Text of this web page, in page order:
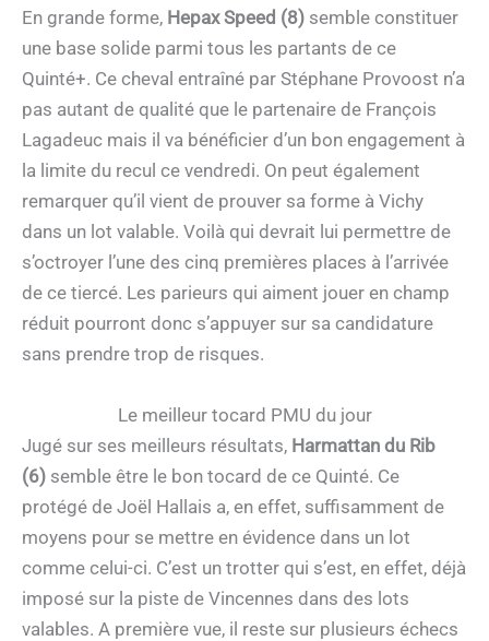
En grande forme, Hepax Speed (8) semble constituer
une base solide parmi tous les partants de ce
Quinté+. Ce cheval entraîné par Stéphane Provoost n’a
pas autant de qualité que le partenaire de François
Lagadeuc mais il va bénéficier d’un bon engagement à
la limite du recul ce vendredi. On peut également
remarquer qu’il vient de prouver sa forme à Vichy
dans un lot valable. Voilà qui devrait lui permettre de
s’octroyer l’une des cinq premières places à l’arrivée
de ce tiercé. Les parieurs qui aiment jouer en champ
réduit pourront donc s’appuyer sur sa candidature
sans prendre trop de risques.
Le meilleur tocard PMU du jour
Jugé sur ses meilleurs résultats, Harmattan du Rib
(6) semble être le bon tocard de ce Quinté. Ce
protégé de Joël Hallais a, en effet, suffisamment de
moyens pour se mettre en évidence dans un lot
comme celui-ci. C’est un trotter qui s’est, en effet, déjà
imposé sur la piste de Vincennes dans des lots
valables. A première vue, il reste sur plusieurs échecs